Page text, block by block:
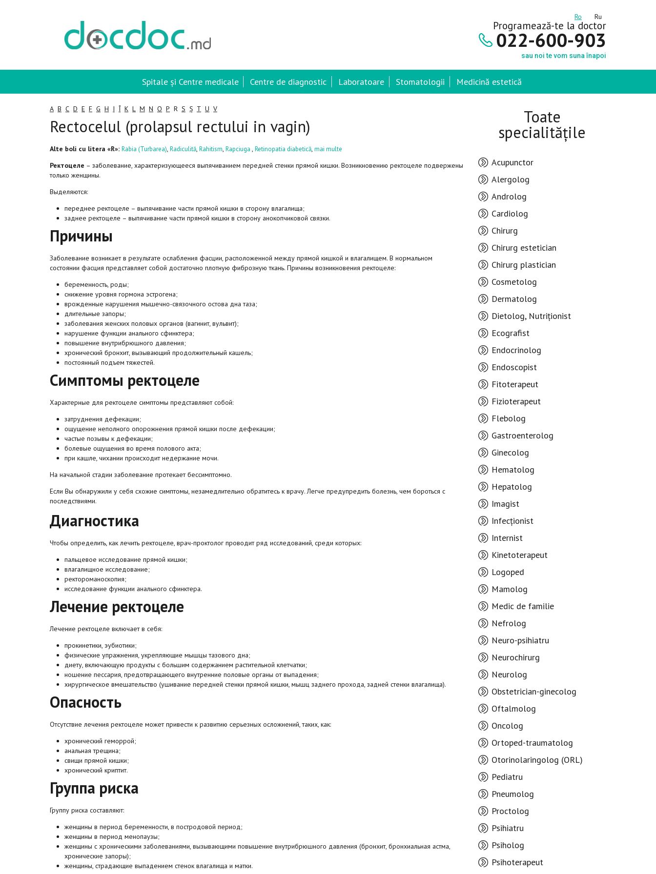
Ro Ru
Programează-te la doctor
022-600-903
sau noi te vom suna înapoi
Spitale și Centre medicale Centre de diagnostic Laboratoare Stomatologii Medicină estetică
A B C D E F G H I Î K L M N O P R S Ș T U V
Rectocelul (prolapsul rectului in vagin)
Alte boli cu litera «R»: Rabia (Turbarea), Radiculită, Rahitism, Rapciuga , Retinopatia diabetică, mai multe
Ректоцеле – заболевание, характеризующееся выпячиванием передней стенки прямой кишки. Возникновению ректоцеле подвержены
только женщины.
Выделяются:
переднее ректоцеле – выпячивание части прямой кишки в сторону влагалища;
заднее ректоцеле – выпячивание части прямой кишки в сторону анокопчиковой связки.
Причины
Заболевание возникает в результате ослабления фасции, расположенной между прямой кишкой и влагалищем. В нормальном
состоянии фасция представляет собой достаточно плотную фиброзную ткань. Причины возникновения ректоцеле:
беременность, роды;
снижение уровня гормона эстрогена;
врожденные нарушения мышечно-связочного остова дна таза;
длительные запоры;
заболевания женских половых органов (вагинит, вульвит);
нарушение функции анального сфинктера;
повышение внутрибрюшного давления;
хронический бронхит, вызывающий продолжительный кашель;
постоянный подъем тяжестей.
Симптомы ректоцеле
Характерные для ректоцеле симптомы представляют собой:
затруднения дефекации;
ощущение неполного опорожнения прямой кишки после дефекации;
частые позывы к дефекации;
болевые ощущения во время полового акта;
при кашле, чихании происходит недержание мочи.
На начальной стадии заболевание протекает бессимптомно.
Если Вы обнаружили у себя схожие симптомы, незамедлительно обратитесь к врачу. Легче предупредить болезнь, чем бороться с
последствиями.
Диагностика
Чтобы определить, как лечить ректоцеле, врач-проктолог проводит ряд исследований, среди которых:
пальцевое исследование прямой кишки;
влагалищное исследование;
ректороманоскопия;
исследование функции анального сфинктера.
Лечение ректоцеле
Лечение ректоцеле включает в себя:
прокинетики, эубиотики;
физические упражнения, укрепляющие мышцы тазового дна;
диету, включающую продукты с большим содержанием растительной клетчатки;
ношение пессария, предотвращающего внутренние половые органы от выпадения;
хирургическое вмешательство (ушивание передней стенки прямой кишки, мышц заднего прохода, задней стенки влагалища).
Опасность
Отсутствие лечения ректоцеле может привести к развитию серьезных осложнений, таких, как:
хронический геморрой;
анальная трещина;
свищи прямой кишки;
хронический криптит.
Группа риска
Группу риска составляют:
женщины в период беременности, в постродовой период;
женщины в период менопаузы;
женщины с хроническими заболеваниями, вызывающими повышение внутрибрюшного давления (бронхит, бронхиальная астма,
хронические запоры);
женщины, страдающие выпадением стенок влагалища и матки.
Toate
specialitățile
Acupunctor
Alergolog
Androlog
Cardiolog
Chirurg
Chirurg estetician
Chirurg plastician
Cosmetolog
Dermatolog
Dietolog, Nutriționist
Ecografist
Endocrinolog
Endoscopist
Fitoterapeut
Fizioterapeut
Flebolog
Gastroenterolog
Ginecolog
Hematolog
Hepatolog
Imagist
Infecționist
Internist
Kinetoterapeut
Logoped
Mamolog
Medic de familie
Nefrolog
Neuro-psihiatru
Neurochirurg
Neurolog
Obstetrician-ginecolog
Oftalmolog
Oncolog
Ortoped-traumatolog
Otorinolaringolog (ORL)
Pediatru
Pneumolog
Proctolog
Psihiatru
Psiholog
Psihoterapeut